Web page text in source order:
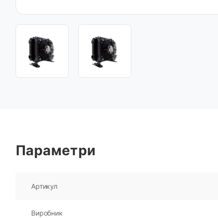
Параметри
Артикул
Виробник